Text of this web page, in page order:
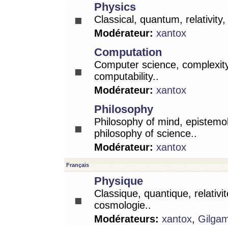
Physics
Classical, quantum,
Modérateur: xantox
Computation
Computer science,
computability..
Modérateur: xantox
Philosophy
Philosophy of mind,
philosophy of science..
Modérateur: xantox
Français
Physique
Classique, quantique,
cosmologie..
Modérateurs: xantox,